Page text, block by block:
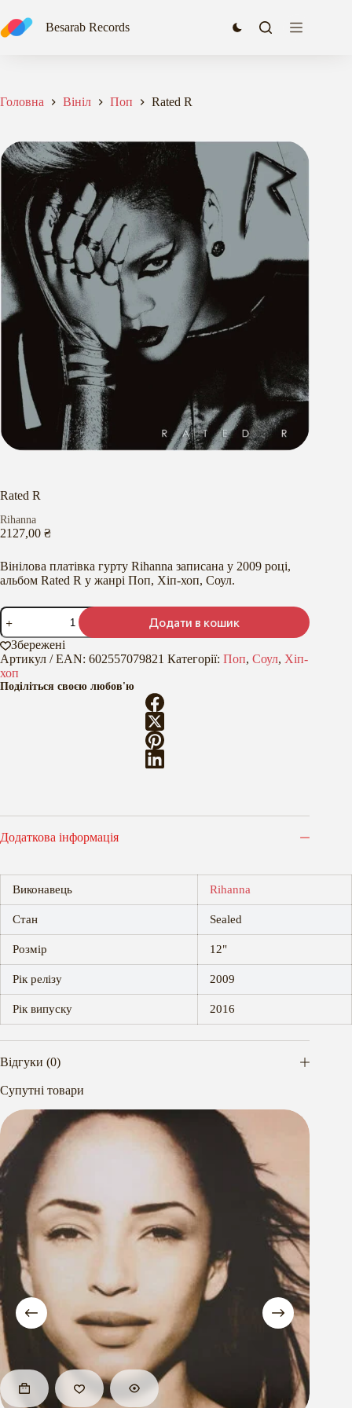
до
вмісту
Besarab Records
Головна Вініл Поп Rated R
Rated R
Rihanna
2127,00 ₴
Вінілова платівка гурту Rihanna записана у 2009 році,
альбом Rated R у жанрі Поп, Хіп-хоп, Соул.
Rated
R
кількість
Додати в кошик
Збережені
Артикул / EAN: 602557079821 Категорії: Поп, Соул, Хіп-
хоп
Поділіться своєю любов'ю
Додаткова інформація
Виконавець Rihanna
Стан Sealed
Розмір 12"
Рік релізу 2009
Рік випуску 2016
Відгуки (0)
Супутні товари